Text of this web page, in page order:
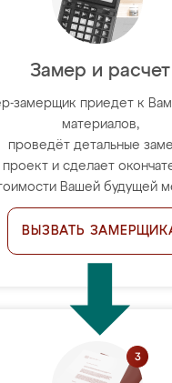
Замер и расчет
замерщик приедет к Вам
материалов,
проведёт детальные
проект и сделает
Вашей будущей
ВЫЗВАТЬ